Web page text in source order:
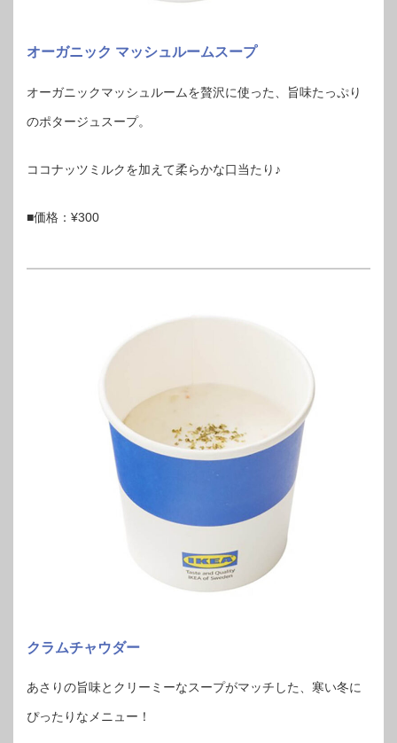
オーガニック マッシュルームスープ
オーガニックマッシュルームを贅沢に使った、旨味たっぷり
のポタージュスープ。
ココナッツミルクを加えて柔らかな口当たり♪
■価格：¥300
クラムチャウダー
あさりの旨味とクリーミーなスープがマッチした、寒い冬に
ぴったりなメニュー！